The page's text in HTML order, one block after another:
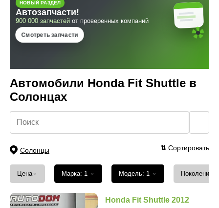
Автомобили Honda Fit Shuttle в
Солонцах
Солонцы ⇅ Сортировать
Цена ⌄ Марка: 1 ⌄ Модель: 1 ⌄ Поколение
Honda Fit Shuttle 2012